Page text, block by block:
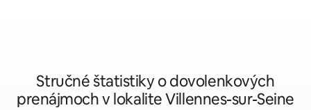
Stručné štatistiky o dovolenkových
prenájmoch v lokalite Villennes-sur-Seine